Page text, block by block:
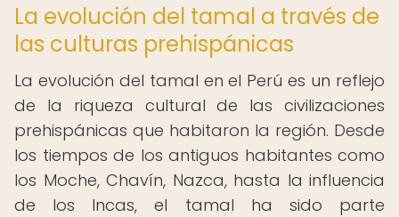
La evolución del tamal a través de
las culturas prehispánicas
La evolución del tamal en el Perú es un reflejo
de la riqueza cultural de las civilizaciones
prehispánicas que habitaron la región. Desde
los tiempos de los antiguos habitantes como
los Moche, Chavín, Nazca, hasta la influencia
de los Incas, el tamal ha sido parte